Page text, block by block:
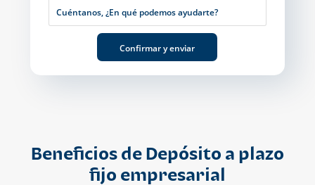
Beneficios de Depósito a plazo
fijo empresarial